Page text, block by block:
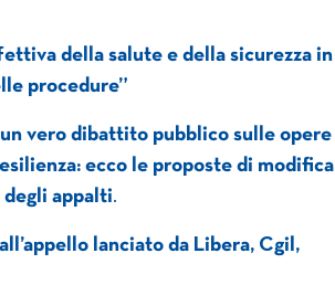
della salute e della sicurezza in
procedure”
vero dibattito pubblico sulle opere
ecco le proposte di modifica
appalti.
lanciato da Libera, Cgil,